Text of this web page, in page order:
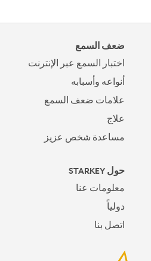
ضعف السمع
اختبار السمع عبر الإنترنت
أنواعه وأسبابه
علامات ضعف السمع
علاج
مساعدة شخص عزيز
حول STARKEY
معلومات عنا
دولياً
اتصل بنا